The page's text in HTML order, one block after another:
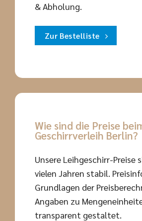
& Abholung.
Zur Bestelliste
Wie sind die Preise
Geschirrverleih Berlin?
Unsere Leihgeschirr-Preise
vielen Jahren stabil.
Grundlagen der
Angaben zu
transparent gestaltet.